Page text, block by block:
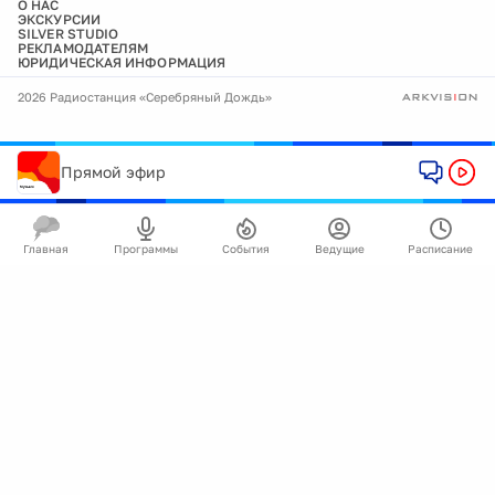
О НАС
ЭКСКУРСИИ
SILVER STUDIO
РЕКЛАМОДАТЕЛЯМ
ЮРИДИЧЕСКАЯ ИНФОРМАЦИЯ
2026 Радиостанция «Серебряный Дождь»
Прямой эфир
Главная Программы События Ведущие Расписание